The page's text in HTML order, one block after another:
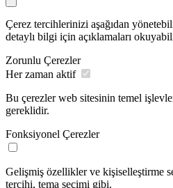
Çerez tercihlerinizi aşağıdan
detaylı bilgi için açıklamaları
Zorunlu Çerezler
Her zaman aktif
Bu çerezler web sitesinin temel
gereklidir.
Fonksiyonel Çerezler
Gelişmiş özellikler ve kişiselleştirme
tercihi, tema seçimi gibi.